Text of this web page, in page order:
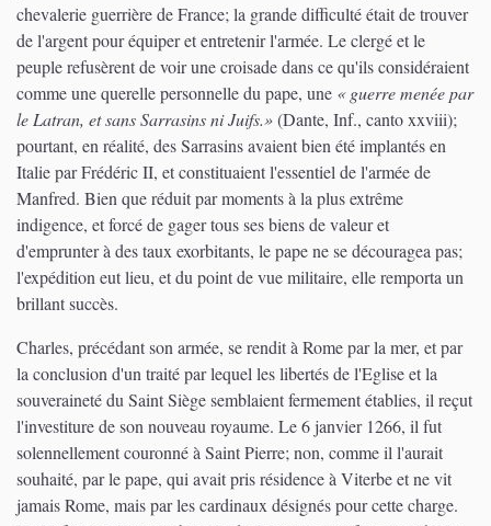
chevalerie guerrière de France; la grande difficulté était de trouver
de l'argent pour équiper et entretenir l'armée. Le clergé et le
peuple refusèrent de voir une croisade dans ce qu'ils considéraient
comme une querelle personnelle du pape, une « guerre menée par
le Latran, et sans Sarrasins ni Juifs.»(Dante, Inf., canto xxviii);
pourtant, en réalité, des Sarrasins avaient bien été implantés en
Italie par Frédéric II, et constituaient l'essentiel de l'armée de
Manfred. Bien que réduit par moments à la plus extrême
indigence, et forcé de gager tous ses biens de valeur et
d'emprunter à des taux exorbitants, le pape ne se découragea pas;
l'expédition eut lieu, et du point de vue militaire, elle remporta un
brillant succès.
Charles, précédant son armée, se rendit à Rome par la mer, et par
la conclusion d'un traité par lequel les libertés de l'Eglise et la
souveraineté du Saint Siège semblaient fermement établies, il reçut
l'investiture de son nouveau royaume. Le 6 janvier 1266, il fut
solennellement couronné à Saint Pierre; non, comme il l'aurait
souhaité, par le pape, qui avait pris résidence à Viterbe et ne vit
jamais Rome, mais par les cardinaux désignés pour cette charge.